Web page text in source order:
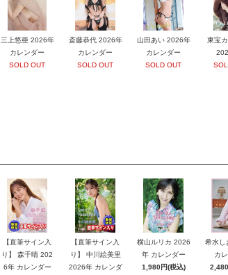
三上悠亜 2026年
カレンダー
SOLD OUT
斎藤恭代 2026年
カレンダー
SOLD OUT
山田あい 2026年
カレンダー
SOLD OUT
東宝
【直筆サイン入
り】 森千晴 202
6年 カレンダー
【直筆サイン入
り】 中川絵美里
2026年 カレンダ
横山ルリカ 2026
年 カレンダー
1,980円(税込)
希水し
カ